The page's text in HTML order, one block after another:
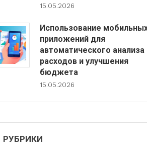
15.05.2026
Использование
приложений для
автоматического анализа
расходов и улучшения
бюджета
15.05.2026
РУБРИКИ